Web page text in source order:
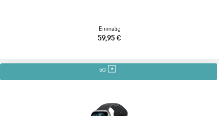
Einmalig
59,95 €
5G